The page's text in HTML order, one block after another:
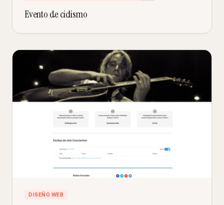
Evento de ciclismo
DISEÑO WEB